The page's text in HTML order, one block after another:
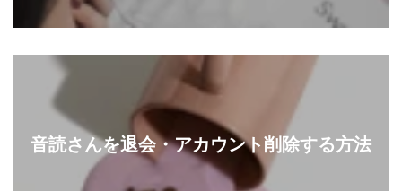
音読さんを退会・アカウント削除する方法